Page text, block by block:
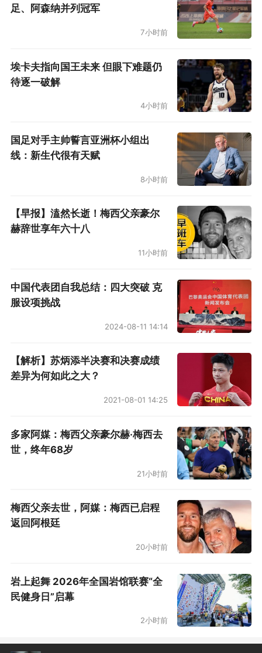
被法比尼奥换下场。对日本队中场休息时，巴西
国内要求换“胖虎”下场的呼声也非常高。不过，
旧将。
下半场开始后，巴西队改变策略。左路的维尼修
球横传转移到右路。佯攻右路，实际上，巴西队
进攻重心仍在左路。这样，巴西队的左右路进攻
稍稍平衡了一下，也有利于扯开日本队的防线。
强了45度长传禁区，希望通过头球破门。下半场
开始后，巴西队打出一波进攻高潮，最终由卡塞
帕奎塔上半场最后一刻受伤，也让巴西队另一位
19岁小将、中锋恩德里克提前获得了上场机会。
恩德里克上场，巴西国内寄予厚望，巴西CazeTV
解说员甚至赌恩德里克会进球。恩德里克上场
后，影子前锋马特乌斯·库尼亚后撤中场，他第66
分钟被马丁内利换下。去年10月14日麒麟杯上，
场，巴西队其实是2比0轻松领先，马丁内利为巴
西队打进了第二球。世界杯1/16决赛，下半场伤
停补时最后一刻，在同样的位置，用基本相同的
杯，助攻马丁内利的是帕奎塔。这一次，在世界
杯上，助攻阿森纳前锋的却是巴西队另一名中场
2比1逆转击败日本队，巴西队顶住了压力，展现
出极强的心理韧性，也实现了升华和超越。巴西
队问题还很多，攻防两端都有问题。但不管怎
样，赢球就是硬道理。由于执教时间太短，今年
足、阿森纳并列冠军
7小时前
埃卡夫指向国王未来 但眼下难题仍
待逐一破解
4小时前
国足对手主帅誓言亚洲杯小组出
线：新生代很有天赋
8小时前
【早报】溘然长逝！梅西父亲豪尔
赫辞世享年六十八
11小时前
中国代表团自我总结：四大突破 克
服设项挑战
2024-08-11 14:14
【解析】苏炳添半决赛和决赛成绩
差异为何如此之大？
2021-08-01 14:25
多家阿媒：梅西父亲豪尔赫·梅西去
世，终年68岁
21小时前
梅西父亲去世，阿媒：梅西已启程
返回阿根廷
20小时前
岩上起舞 2026年全国岩馆联赛“全
民健身日”启幕
2小时前